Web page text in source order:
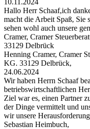
10.11.2024
Hallo Herr Schaaf,ich
macht die Arbeit Spaß, Sie
sehen wohl auch unsere
Cramer, Cramer
33129 Delbrück
Henning Cramer, Cramer
KG. 33129 Delbrück,
24.06.2024
Wir haben Herrn Schaaf
betriebswirtschaftlichen
Ziel war es, einen Partner
der Dinge vermittelt und
wir unsere
Sebastian Heimbuch,